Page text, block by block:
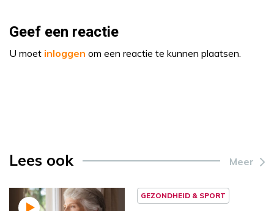
Geef een reactie
U moet inloggen om een reactie te kunnen plaatsen.
Lees ook Meer
GEZONDHEID & SPORT